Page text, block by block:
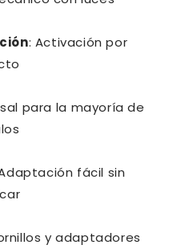
: Activación por
para la mayoría de
fácil sin
y adaptadores